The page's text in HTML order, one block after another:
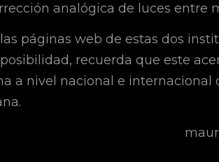
analógica de luces entre
páginas web de estas dos
recuerda que este
a nivel nacional e internacional